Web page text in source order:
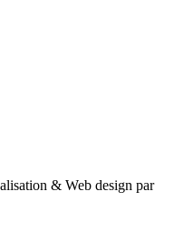
& Web design par